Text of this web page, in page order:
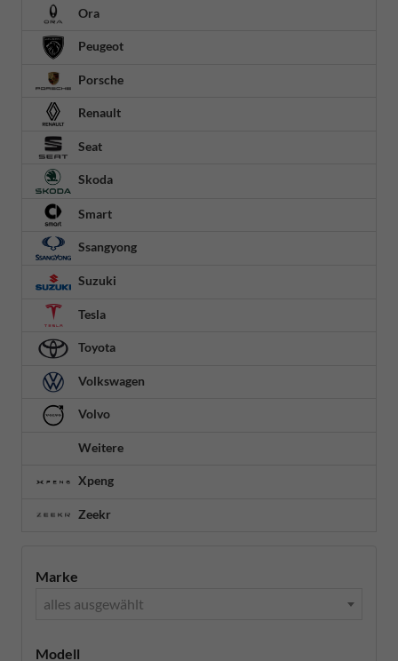
Ora
Peugeot
Porsche
Renault
Seat
Skoda
Smart
Ssangyong
Suzuki
Tesla
Toyota
Volkswagen
Volvo
Weitere
Xpeng
Zeekr
Marke
alles ausgewählt
Modell